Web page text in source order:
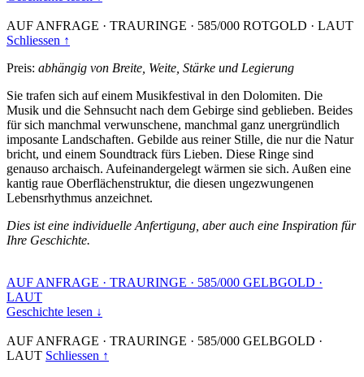
AUF ANFRAGE · TRAURINGE · 585/000 ROTGOLD · LAUT
Schliessen ↑
Preis: abhängig von Breite, Weite, Stärke und Legierung
Sie trafen sich auf einem Musikfestival in den Dolomiten. Die
Musik und die Sehnsucht nach dem Gebirge sind geblieben. Beides
für sich manchmal verwunschene, manchmal ganz unergründlich
imposante Landschaften. Gebilde aus reiner Stille, die nur die Natur
bricht, und einem Soundtrack fürs Lieben. Diese Ringe sind
genauso archaisch. Aufeinandergelegt wärmen sie sich. Außen eine
kantig raue Oberflächenstruktur, die diesen ungezwungenen
Lebensrhythmus anzeichnet.
Dies ist eine individuelle Anfertigung, aber auch eine Inspiration für
Ihre Geschichte.
AUF ANFRAGE · TRAURINGE · 585/000 GELBGOLD ·
LAUT
Geschichte lesen ↓
AUF ANFRAGE · TRAURINGE · 585/000 GELBGOLD ·
LAUT Schliessen ↑